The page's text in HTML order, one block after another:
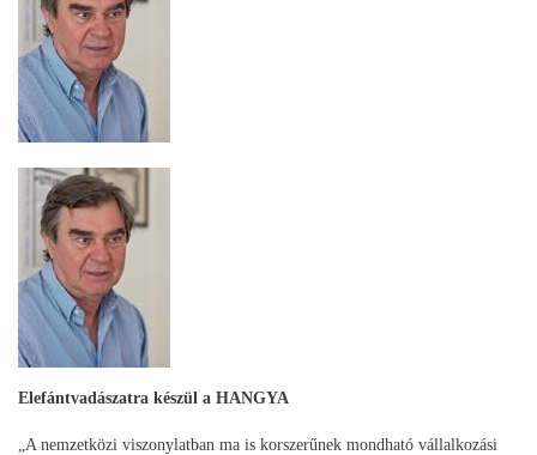
Elefántvadászatra készül a HANGYA
„A nemzetközi viszonylatban ma is korszerűnek mondható vállalkozási